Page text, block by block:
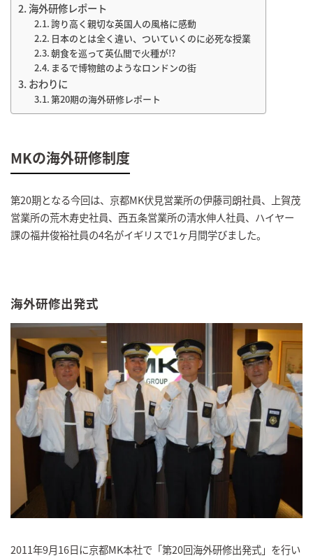
海外研修レポート
誇り高く親切な英国人の風格に感動
日本のとは全く違い、ついていくのに必死な授業
朝食を巡って英仏間で火種が!?
まるで博物館のようなロンドンの街
おわりに
第20期の海外研修レポート
MKの海外研修制度
第20期となる今回は、京都MK伏見営業所の伊藤司朗社員、上賀茂
営業所の荒木寿史社員、西五条営業所の清水伸人社員、ハイヤー
課の福井俊裕社員の4名がイギリスで1ヶ月間学びました。
海外研修出発式
2011年9月16日に京都MK本社で「第20回海外研修出発式」を行い